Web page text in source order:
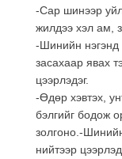
-Сар шинээр
жилдээ хэл ам,
-Шинийн нэгэнд
засахаар явах
цээрлэдэг.
-Өдөр хэвтэх,
бэлгийг бодож
золгоно.-
нийтээр